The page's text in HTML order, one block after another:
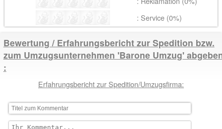
: Service (0%)
Bewertung / Erfahrungsbericht zur Spedition bzw.
zum Umzugsunternehmen 'Barone Umzug'
Erfahrungsbericht zur Spedition/Umzugsfirma: